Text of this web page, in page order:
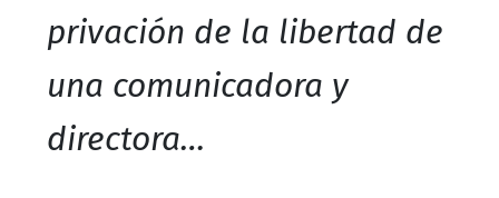
privación de la libertad de
una comunicadora y
directora…